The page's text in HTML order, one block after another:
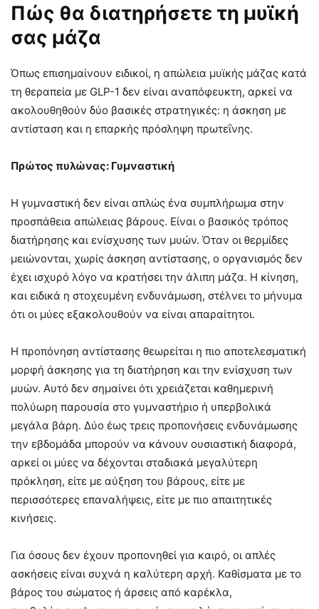
Πώς θα διατηρήσετε τη μυϊκή
σας μάζα
Όπως επισημαίνουν ειδικοί, η απώλεια μυϊκής μάζας κατά
τη θεραπεία με GLP-1 δεν είναι αναπόφευκτη, αρκεί να
ακολουθηθούν δύο βασικές στρατηγικές: η άσκηση με
αντίσταση και η επαρκής πρόσληψη πρωτεΐνης.
Πρώτος πυλώνας: Γυμναστική
Η γυμναστική δεν είναι απλώς ένα συμπλήρωμα στην
προσπάθεια απώλειας βάρους. Είναι ο βασικός τρόπος
διατήρησης και ενίσχυσης των μυών. Όταν οι θερμίδες
μειώνονται, χωρίς άσκηση αντίστασης, ο οργανισμός δεν
έχει ισχυρό λόγο να κρατήσει την άλιπη μάζα. Η κίνηση,
και ειδικά η στοχευμένη ενδυνάμωση, στέλνει το μήνυμα
ότι οι μύες εξακολουθούν να είναι απαραίτητοι.
Η προπόνηση αντίστασης θεωρείται η πιο αποτελεσματική
μορφή άσκησης για τη διατήρηση και την ενίσχυση των
μυών. Αυτό δεν σημαίνει ότι χρειάζεται καθημερινή
πολύωρη παρουσία στο γυμναστήριο ή υπερβολικά
μεγάλα βάρη. Δύο έως τρεις προπονήσεις ενδυνάμωσης
την εβδομάδα μπορούν να κάνουν ουσιαστική διαφορά,
αρκεί οι μύες να δέχονται σταδιακά μεγαλύτερη
πρόκληση, είτε με αύξηση του βάρους, είτε με
περισσότερες επαναλήψεις, είτε με πιο απαιτητικές
κινήσεις.
Για όσους δεν έχουν προπονηθεί για καιρό, οι απλές
ασκήσεις είναι συχνά η καλύτερη αρχή. Καθίσματα με το
βάρος του σώματος ή άρσεις από καρέκλα,